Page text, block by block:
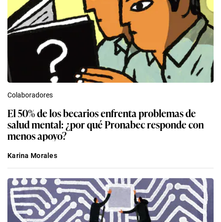
Colaboradores
El 50% de los becarios enfrenta problemas de
salud mental: ¿por qué Pronabec responde con
menos apoyo?
Karina Morales